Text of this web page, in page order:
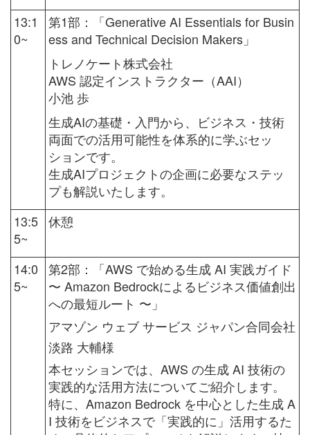
13:1
0~
第1部：「Generative AI Essentials for Busin
ess and Technical Decision Makers 」
トレノケート株式会社
AWS 認定インストラクター（AAI）
小池 歩
生成AIの基礎・入門から、ビジネス・技術
両面での活用可能性を体系的に学ぶセッ
ションです。
生成AIプロジェクトの企画に必要なステッ
プも解説いたします。
13:5
5~
休憩
14:0
5~
第2部：「AWS で始める生成 AI 実践ガイド
〜 Amazon Bedrockによるビジネス価値創出
への最短ルート 〜 」
アマゾン ウェブ サービス ジャパン合同会社
淡路 大輔様
本セッションでは、AWS の生成 AI 技術の
実践的な活用方法についてご紹介します。
特に、Amazon Bedrock を中心とした生成 A
I 技術をビジネスで「実践的に」活用するた